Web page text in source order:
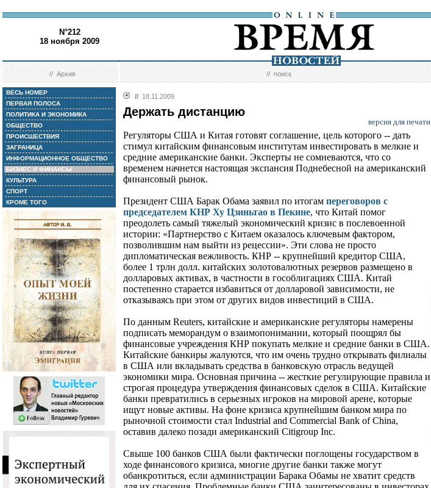
N°212
18 ноября 2009
//Архив //поиск
ВЕСЬ НОМЕР
ПЕРВАЯ ПОЛОСА
ПОЛИТИКА И ЭКОНОМИКА
ОБЩЕСТВО
ПРОИСШЕСТВИЯ
ЗАГРАНИЦА
ИНФОРМАЦИОННОЕ ОБЩЕСТВО
БИЗНЕС И ФИНАНСЫ
КУЛЬТУРА
СПОРТ
КРОМЕ ТОГО
// 18.11.2009
Держать дистанцию
версия для печати
Регуляторы США и Китая готовят соглашение, цель которого -- дать
стимул китайским финансовым институтам инвестировать в мелкие и
средние американские банки. Эксперты не сомневаются, что со
временем начнется настоящая экспансия Поднебесной на американский
финансовый рынок.
Президент США Барак Обама заявил по итогам переговоров с
председателем КНР Ху Цзиньтао в Пекине, что Китай помог
преодолеть самый тяжелый экономический кризис в послевоенной
истории: «Партнерство с Китаем оказалось ключевым фактором,
позволившим нам выйти из рецессии». Эти слова не просто
дипломатическая вежливость. КНР -- крупнейший кредитор США,
более 1 трлн долл. китайских золотовалютных резервов размещено в
долларовых активах, в частности в гособлигациях США. Китай
постепенно старается избавиться от долларовой зависимости, не
отказываясь при этом от других видов инвестиций в США.
По данным Reuters, китайские и американские регуляторы намерены
подписать меморандум о взаимопонимании, который поощрял бы
финансовые учреждения КНР покупать мелкие и средние банки в США.
Китайские банкиры жалуются, что им очень трудно открывать филиалы
в США или вкладывать средства в банковскую отрасль ведущей
экономики мира. Основная причина -- жесткие регулирующие правила и
строгая процедура утверждения финансовых сделок в США. Китайские
банки превратились в серьезных игроков на мировой арене, которые
ищут новые активы. На фоне кризиса крупнейшим банком мира по
рыночной стоимости стал Industrial and Commercial Bank of China,
оставив далеко позади американский Citigroup Inc.
Свыше 100 банков США были фактически поглощены государством в
ходе финансового кризиса, многие другие банки также могут
обанкротиться, если администрации Барака Обамы не хватит средств